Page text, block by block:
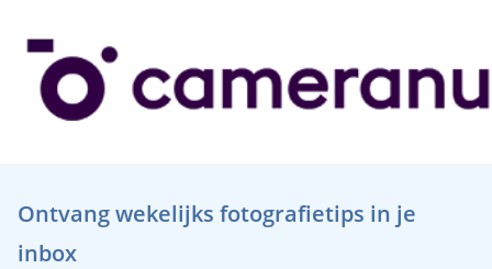
Ontvang wekelijks fotografietips in je
inbox